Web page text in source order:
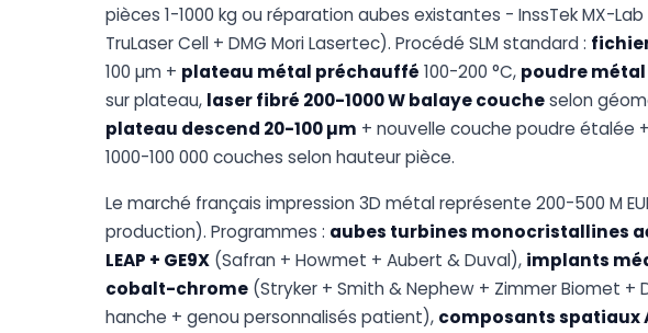
pièces 1-1000 kg ou réparation aubes existantes - InssTek MX-Lab
TruLaser Cell + DMG Mori Lasertec). Procédé SLM standard :
100 µm + plateau métal préchauffé 100-200 °C, poudre métal
sur plateau, laser fibré 200-1000 W balaye coucheselon
plateau descend 20-100 µm + nouvelle couche poudre étalée
1000-100 000 couches selon hauteur pièce.
Le marché français impression 3D métal représente 200-500 M
production). Programmes : aubes turbines monocristallines
LEAP + GE9X (Safran + Howmet + Aubert & Duval), implants
cobalt-chrome (Stryker + Smith & Nephew + Zimmer Biomet +
hanche + genou personnalisés patient), composants spatiaux